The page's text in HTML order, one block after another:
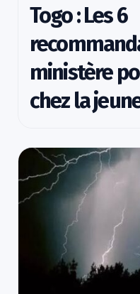
Togo : Les 6
ministère
chez la